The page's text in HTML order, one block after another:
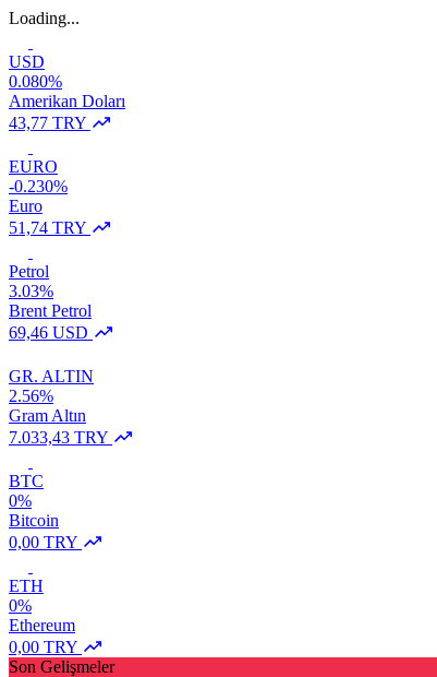
Loading...
USD
0.080%
Amerikan Doları
43,77 TRY
EURO
-0.230%
Euro
51,74 TRY
Petrol
3.03%
Brent Petrol
69,46 USD
GR. ALTIN
2.56%
Gram Altın
7.033,43 TRY
BTC
0%
Bitcoin
0,00 TRY
ETH
0%
Ethereum
0,00 TRY
Son Gelişmeler